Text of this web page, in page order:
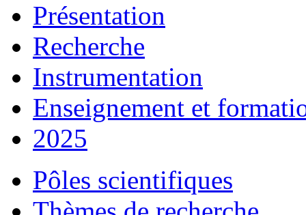
Présentation
Recherche
Instrumentation
Enseignement et
2025
Pôles scientifiques